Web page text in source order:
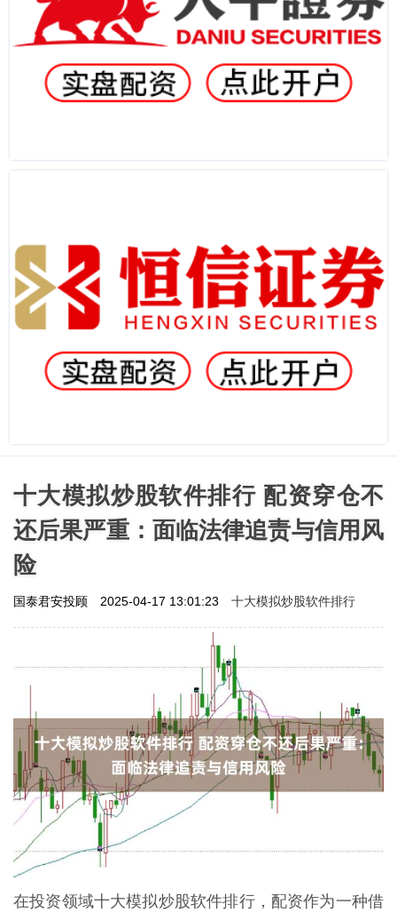
十大模拟炒股软件排行 配资穿仓不
还后果严重：面临法律追责与信用风
险
国泰君安投顾 2025-04-17 13:01:23 十大模拟炒股软件排行
在投资领域十大模拟炒股软件排行，配资作为一种借